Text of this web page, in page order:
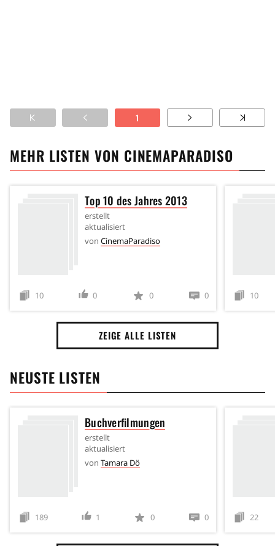
1
MEHR LISTEN VON CINEMAPARADISO
Top 10 des Jahres 2013
erstellt
aktualisiert
von CinemaParadiso
10 0 0 0 10
ZEIGE ALLE LISTEN
NEUSTE LISTEN
Buchverfilmungen
erstellt
aktualisiert
von Tamara Dö
189 1 0 0 22